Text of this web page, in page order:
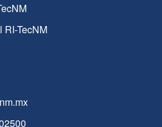
RI-TecNM